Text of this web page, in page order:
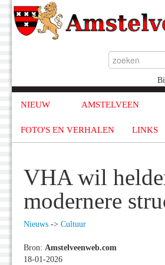
NIEUW AMSTELVEEN
FOTO'S EN VERHALEN LINKS
VHA wil
modernere
Nieuws -> Cultuur
Bron: Amstelveenweb.com
18-01-2026